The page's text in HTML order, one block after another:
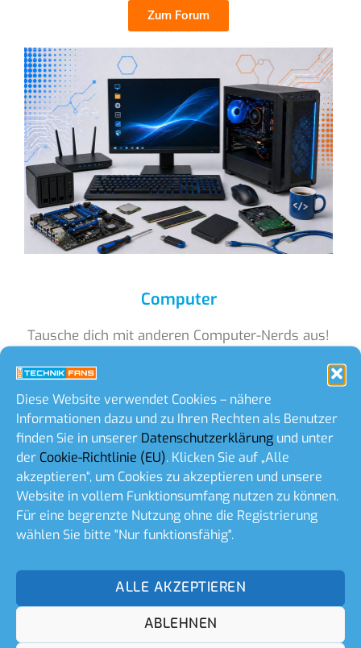
Diese Website verwendet Cookies – nähere
Informationen dazu und zu Ihren Rechten als Benutzer
finden Sie in unserer Datenschutzerklärung und unter
der Cookie-Richtlinie (EU). Klicken Sie auf „Alle
akzeptieren“, um Cookies zu akzeptieren und unsere
Website in vollem Funktionsumfang nutzen zu können.
Für eine begrenzte Nutzung ohne die Registrierung
wählen Sie bitte "Nur funktionsfähig".
ALLE AKZEPTIEREN
ABLEHNEN
Zum Forum
Computer
Tausche dich mit anderen Computer-Nerds aus!
Software, Netzwerke und mehr. Hier findest du
Hilfe, Tipps und Tricks.
Zum Forum